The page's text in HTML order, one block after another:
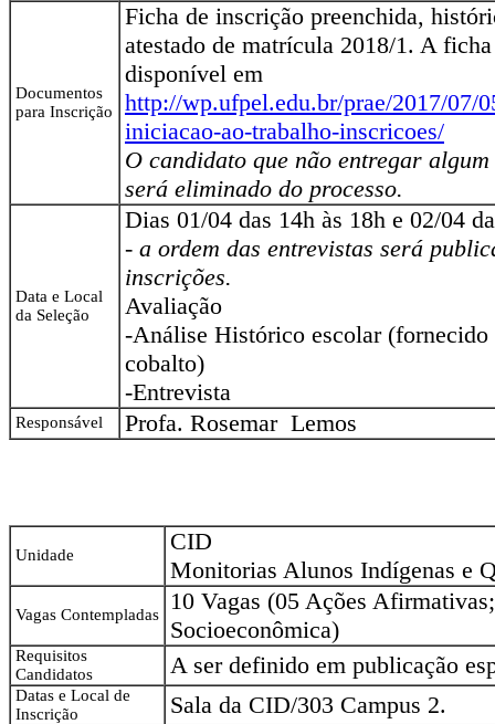
Documentos
para Inscrição
Ficha de inscrição preenchida,
atestado de matrícula 2018/1. A
disponível em
http://wp.ufpel.edu.br/prae/2017/07/
iniciacao-ao-trabalho-inscricoes/
O candidato que não entregar algum
será eliminado do processo.
Data e Local
da Seleção
Dias 01/04 das 14h às 18h e 02/04
- a ordem das entrevistas será
inscrições.
Avaliação
-Análise Histórico escolar
cobalto)
-Entrevista
Responsável Profa. Rosemar Lemos
Unidade
CID
Monitorias Alunos Indígenas e
Vagas Contempladas
10 Vagas (05 Ações
Socioeconômica)
Requisitos
Candidatos
A ser definido em publicação
Datas e Local de
Inscrição
Sala da CID/303 Campus 2.